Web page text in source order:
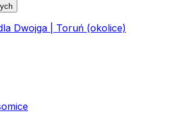
Dwojga | Toruń (okolice)